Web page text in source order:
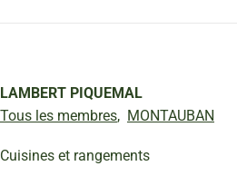
LAMBERT PIQUEMAL
Tous les membres, MONTAUBAN
Cuisines et rangements